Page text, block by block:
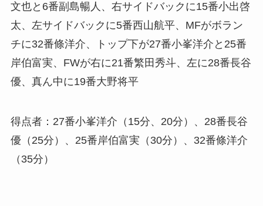
文也と6番副島暢人、右サイドバックに15番小出啓
太、左サイドバックに5番西山航平、MFがボラン
チに32番條洋介、トップ下が27番小峯洋介と25番
岸伯富実、FWが右に21番繁田秀斗、左に28番長谷
優、真ん中に19番大野将平
得点者：27番小峯洋介（15分、20分）、28番長谷
優（25分）、25番岸伯富実（30分）、32番條洋介
（35分）